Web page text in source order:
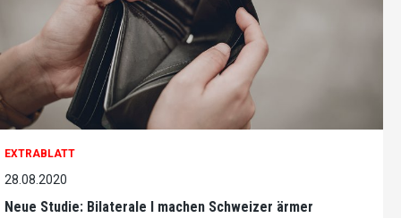
EXTRABLATT
28.08.2020
Neue Studie: Bilaterale I machen Schweizer ärmer